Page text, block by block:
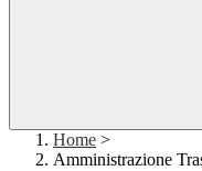
Home >
Amministrazione